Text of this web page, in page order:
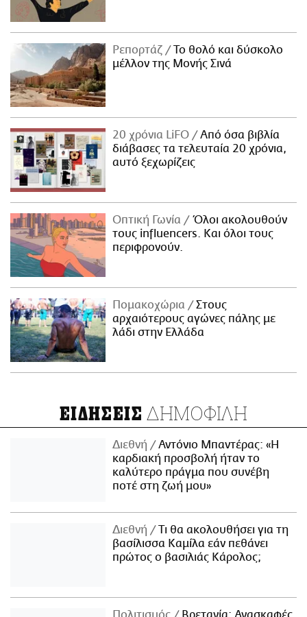
Ρεπορτάζ
Το θολό και δύσκολο
μέλλον της Μονής Σινά
20 χρόνια LiFO
Από όσα βιβλία
διάβασες τα τελευταία 20 χρόνια,
αυτό ξεχωρίζεις
Οπτική Γωνία
Όλοι ακολουθούν
τους influencers. Και όλοι τους
περιφρονούν.
Πομακοχώρια
Στους
αρχαιότερους αγώνες πάλης με
λάδι στην Ελλάδα
ΕΙΔΗΣΕΙΣ ΔΗΜΟΦΙΛΗ
Διεθνή
Αντόνιο Μπαντέρας: «Η
καρδιακή προσβολή ήταν το
καλύτερο πράγμα που συνέβη
ποτέ στη ζωή μου»
Διεθνή
Τι θα ακολουθήσει για τη
βασίλισσα Καμίλα εάν πεθάνει
πρώτος ο βασιλιάς Κάρολος;